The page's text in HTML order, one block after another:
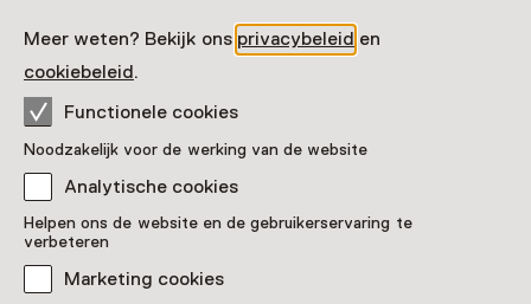
Meer weten? Bekijk ons privacybeleid en
cookiebeleid.
Functionele cookies
Noodzakelijk voor de werking van de website
Analytische cookies
Helpen ons de website en de gebruikerservaring te
verbeteren
Marketing cookies
Kijk, wij dieren
Voor 9 t/m 18 jaar